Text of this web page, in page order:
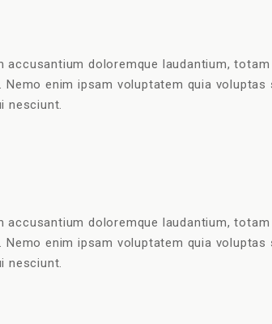
doloremque laudantium,
enim ipsam voluptatem quia
nesciunt.
doloremque laudantium,
enim ipsam voluptatem quia
nesciunt.